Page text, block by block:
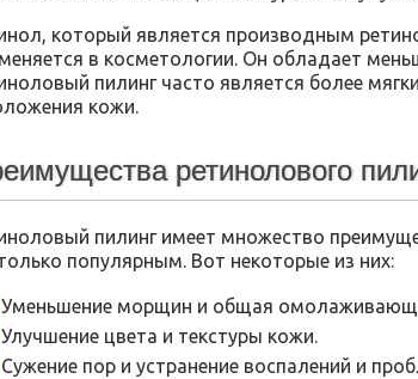
который является производным
в косметологии. Он обладает
пилинг часто является более
кожи.
ретинолового
пилинг имеет множество
популярным. Вот некоторые из них:
Уменьшение морщин и общая
Улучшение цвета и текстуры кожи.
Сужение пор и устранение воспалений и